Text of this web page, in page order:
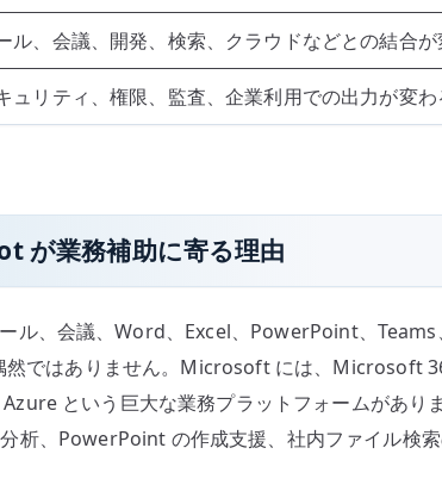
ル、会議、開発、検索、クラウドなどとの結合が
ュリティ、権限、監査、企業利用での出力が変わ
が業務補助に寄る理由
ル、会議、Word、Excel、PowerPoint、
然ではありません。Microsoft には、Microsoft
という巨大な業務プラットフォームがあり
析、PowerPoint の作成支援、社内ファイル検